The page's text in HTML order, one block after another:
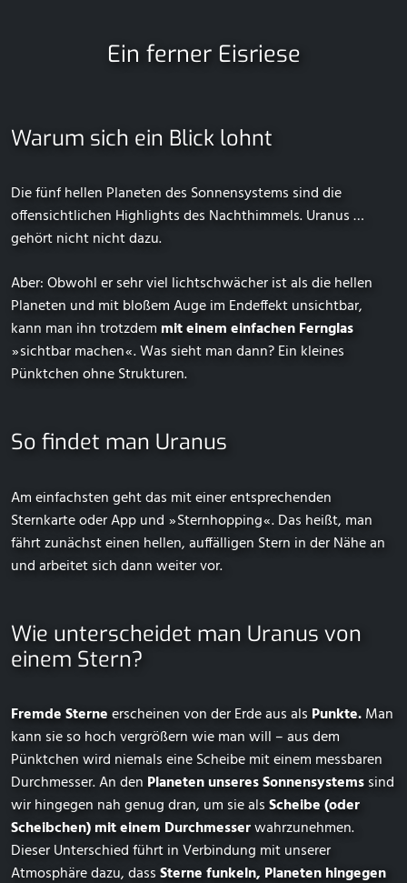
Ein ferner Eisriese
Warum sich ein Blick lohnt
Die fünf hellen Planeten des Sonnensystems sind die
offensichtlichen Highlights des Nachthimmels. Uranus …
gehört nicht nicht dazu.
Aber: Obwohl er sehr viel lichtschwächer ist als die hellen
Planeten und mit bloßem Auge im Endeffekt unsichtbar,
kann man ihn trotzdem mit einem einfachen Fernglas
⁠ ⁠»⁠ ⁠sichtbar machen⁠ ⁠«⁠ ⁠. Was sieht man dann? Ein kleines
Pünktchen ohne Strukturen.
So findet man Uranus
Am einfachsten geht das mit einer entsprechenden
Sternkarte oder App und ⁠ ⁠»⁠ ⁠Sternhopping⁠ ⁠«⁠ ⁠. Das heißt, man
fährt zunächst einen hellen, auffälligen Stern in der Nähe an
und arbeitet sich dann weiter vor.
Wie unterscheidet man Uranus von
einem Stern?
Fremde Sterneerscheinen von der Erde aus als Punkte.Man
kann sie so hoch vergrößern wie man will – aus dem
Pünktchen wird niemals eine Scheibe mit einem messbaren
Durchmesser. An den Planeten unseres Sonnensystemssind
wir hingegen nah genug dran, um sie alsScheibe (oder
Scheibchen) mit einem Durchmesserwahrzunehmen.
Dieser Unterschied führt in Verbindung mit unserer
Atmosphäre dazu, dassSterne funkeln, Planeten hingegen